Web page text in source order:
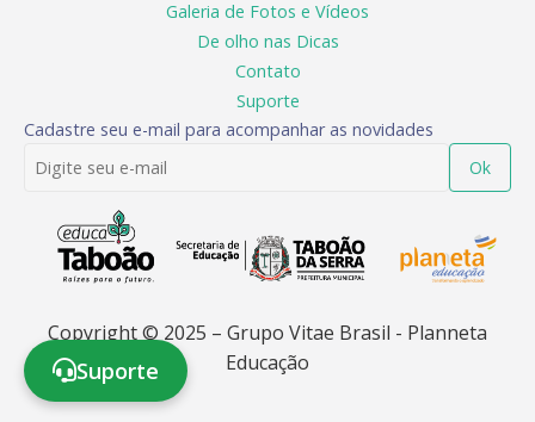
Galeria de Fotos e Vídeos
De olho nas Dicas
Contato
Suporte
Cadastre seu e-mail para acompanhar as novidades
Ok
Copyright © 2025 – Grupo Vitae Brasil - Planneta
Educação
Suporte